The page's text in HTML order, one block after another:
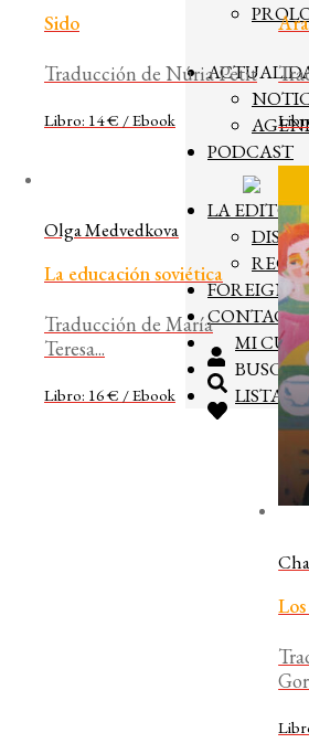
PODCAST
LA
FOREIGN
MI
BUSCAR
LISTA
Sido
Traducción de Núria Petit
Libro: 14 € / Ebook
Olga Medvedkova
La educación soviética
Traducción de María
Teresa...
Libro: 16 € / Ebook